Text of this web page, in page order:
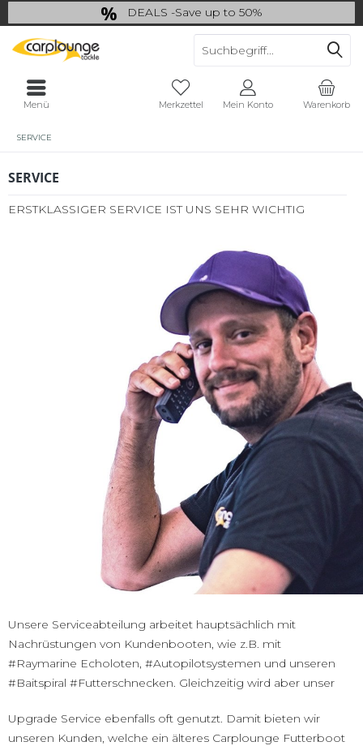
DEALS -Save up to 50%
last Chance: ... if gone then gone
Warenkorb
Merkzettel Mein Konto
Menü
SERVICE
SERVICE
ERSTKLASSIGER SERVICE IST UNS SEHR WICHTIG
Unsere Serviceabteilung arbeitet hauptsächlich mit
Nachrüstungen von Kundenbooten, wie z.B. mit
#Raymarine Echoloten, #Autopilotsystemen und unseren
#Baitspiral #Futterschnecken. Gleichzeitig wird aber unser
Upgrade Service ebenfalls oft genutzt. Damit bieten wir
unseren Kunden, welche ein älteres Carplounge Futterboot